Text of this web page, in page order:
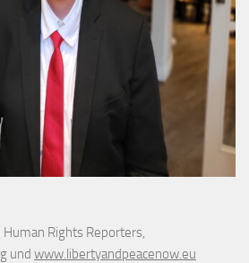
Human Rights Reporters,
und www.libertyandpeacenow.eu